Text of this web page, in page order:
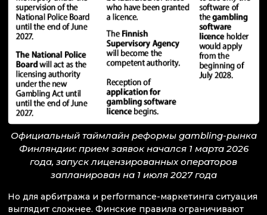
Официальный таймлайн реформы gambling-рынка
Финляндии: прием заявок начался 1 марта 2026
года, запуск лицензированных операторов
запланирован на 1 июля 2027 года
Но для арбитража и performance-маркетинга ситуация
выглядит сложнее. Финские правила ограничивают